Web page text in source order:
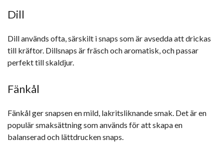
Dill
Dill används ofta, särskilt i snaps som är avsedda att drickas
till kräftor. Dillsnaps är fräsch och aromatisk, och passar
perfekt till skaldjur.
Fänkål
Fänkål ger snapsen en mild, lakritsliknande smak. Det är en
populär smaksättning som används för att skapa en
balanserad och lättdrucken snaps.